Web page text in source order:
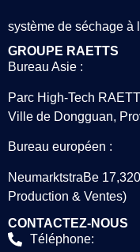
système de séchage à
GROUPE RAETTS
Bureau Asie :
Parc High-Tech
Ville de Dongguan,
Bureau européen :
NeumarktstraBe
Production & Ventes)
CONTACTEZ-NOUS
Téléphone: